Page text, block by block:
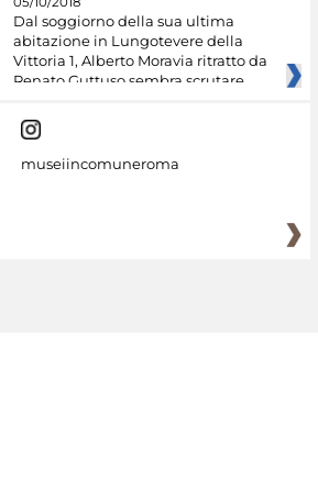
Dal soggiorno della sua ultima
abitazione in Lungotevere della
Vittoria 1, Alberto Moravia ritratto da
Renato Guttuso sembra scrutare
museiincomuneroma